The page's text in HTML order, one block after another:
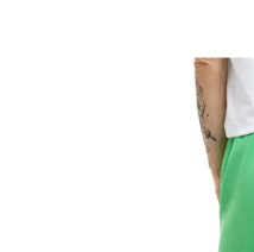
hvězdiček.